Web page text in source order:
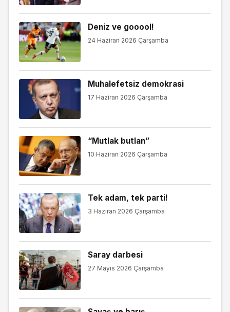
Deniz ve gooool!
24 Haziran 2026 Çarşamba
Muhalefetsiz demokrasi
17 Haziran 2026 Çarşamba
“Mutlak butlan”
10 Haziran 2026 Çarşamba
Tek adam, tek parti!
3 Haziran 2026 Çarşamba
Saray darbesi
27 Mayıs 2026 Çarşamba